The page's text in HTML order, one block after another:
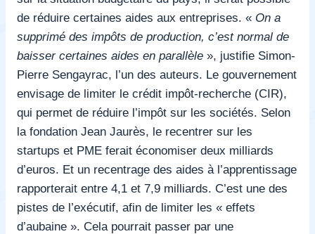
de réduire certaines aides aux entreprises. « On a
supprimé des impôts de production, c’est normal de
baisser certaines aides en parallèle », justifie Simon-
Pierre Sengayrac, l’un des auteurs. Le gouvernement
envisage de limiter le crédit impôt-recherche (CIR),
qui permet de réduire l’impôt sur les sociétés. Selon
la fondation Jean Jaurès, le recentrer sur les
startups et PME ferait économiser deux milliards
d’euros. Et un recentrage des aides à l’apprentissage
rapporterait entre 4,1 et 7,9 milliards. C’est une des
pistes de l’exécutif, afin de limiter les « effets
d’aubaine ». Cela pourrait passer par une